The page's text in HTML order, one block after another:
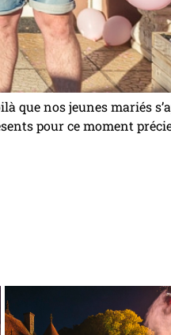
que nos jeunes mariés
pour ce moment